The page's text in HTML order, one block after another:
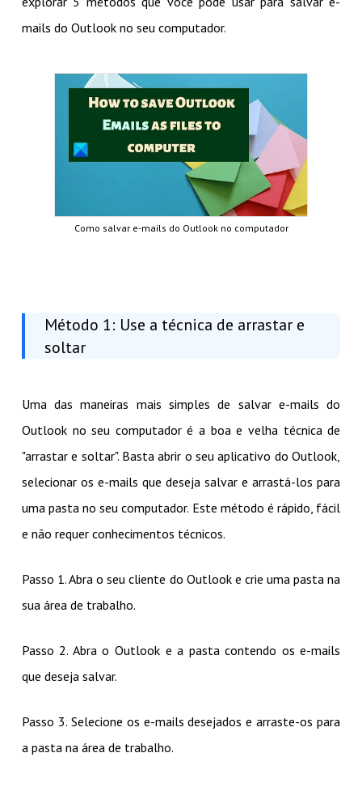
mails do Outlook no seu computador.
Como salvar e-mails do Outlook no computador
Método 1: Use a técnica de arrastar e
soltar
Uma das maneiras mais simples de salvar e-mails do
Outlook no seu computador é a boa e velha técnica de
"arrastar e soltar". Basta abrir o seu aplicativo do Outlook,
selecionar os e-mails que deseja salvar e arrastá-los para
uma pasta no seu computador. Este método é rápido, fácil
e não requer conhecimentos técnicos.
Passo 1. Abra o seu cliente do Outlook e crie uma pasta na
sua área de trabalho.
Passo 2. Abra o Outlook e a pasta contendo os e-mails
que deseja salvar.
Passo 3. Selecione os e-mails desejados e arraste-os para
a pasta na área de trabalho.